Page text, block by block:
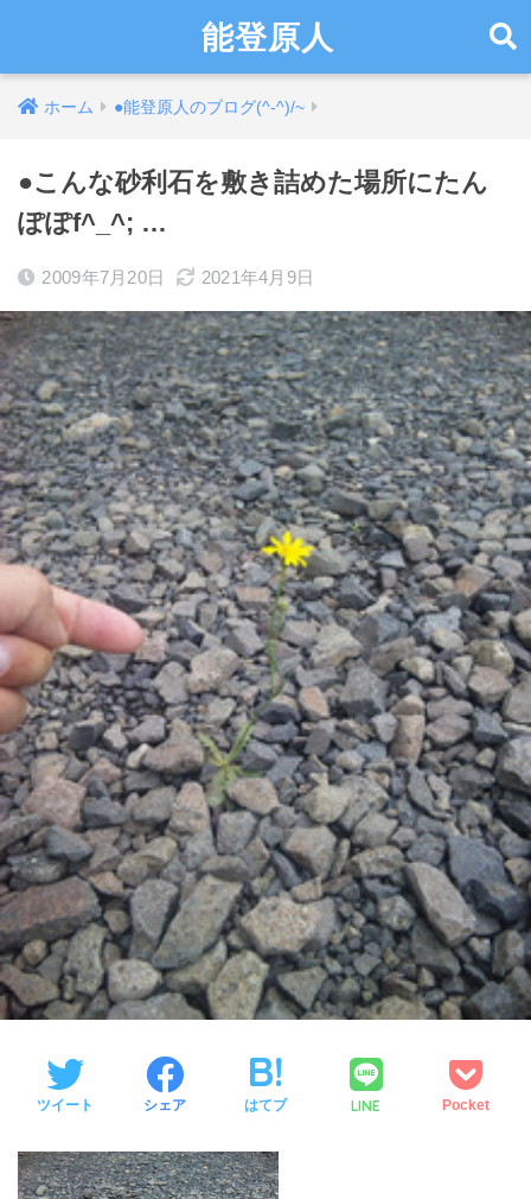
能登原人
ホーム ●能登原人のブログ(^-^)/~
●こんな砂利石を敷き詰めた場所にたん
ぽぽf^_^; …
2009年7月20日 2021年4月9日
ツイート シェア はてブ LINE Pocket